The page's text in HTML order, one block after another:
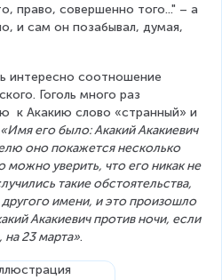
право, совершенно того..." – а
и сам он позабывал, думая,
интересно соотношение
Гоголь много раз
к Акакию слово «странный» и
«Имя его было: Акакий Акакиевич
оно покажется несколько
уверить, что его никак не
такие обстоятельства,
другого имени, и это произошло
Акакиевич против ночи, если
на 23 марта».